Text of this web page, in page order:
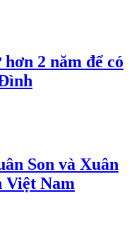
2 năm để có
Son và Xuân
Việt Nam